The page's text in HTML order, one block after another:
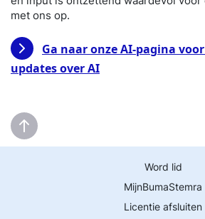
met ons op.
Ga naar onze AI-pagina
updates over AI
Word lid
MijnBumaStemra
Licentie afsluiten